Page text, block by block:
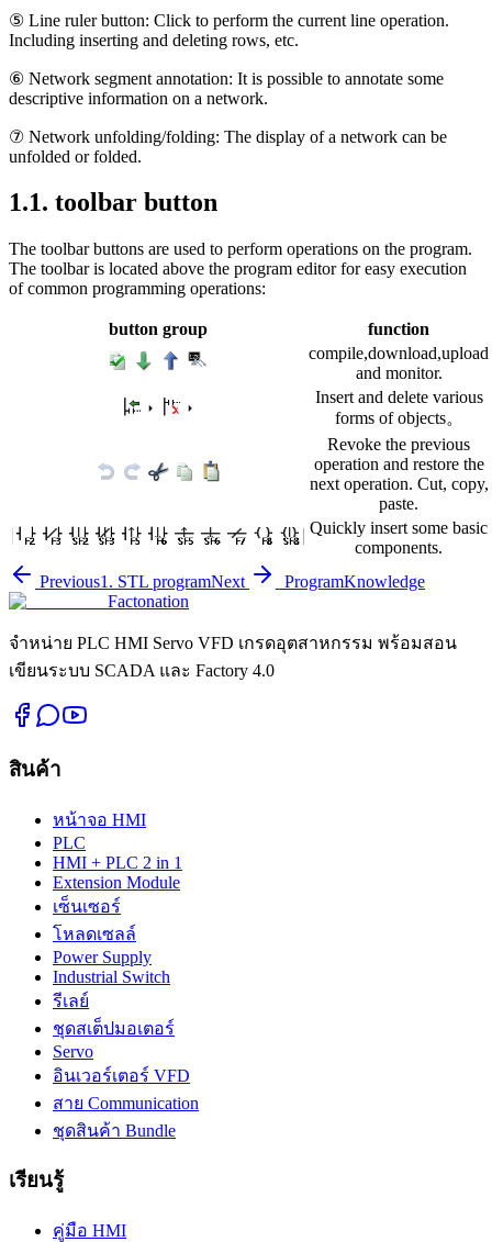
⑤ Line ruler button: Click to perform the current line operation.
Including inserting and deleting rows, etc.
⑥ Network segment annotation: It is possible to annotate some
descriptive information on a network.
⑦ Network unfolding/folding: The display of a network can be
unfolded or folded.
1.1. toolbar button
The toolbar buttons are used to perform operations on the program.
The toolbar is located above the program editor for easy execution
of common programming operations:
button group
function
compile,download,upload
and monitor.
Insert and delete various
forms of objects。
Revoke the previous
operation and restore the
next operation. Cut, copy,
paste.
Quickly insert some basic
components.
Previous1. STL programNext
_ProgramKnowledge
Factonation
จำหน่าย PLC HMI Servo VFD เกรดอุตสาหกรรม พร้อมสอน
เขียนระบบ SCADA และ Factory 4.0
สินค้า
หน้าจอ HMI
PLC
HMI + PLC 2 in 1
Extension Module
เซ็นเซอร์
โหลดเซลล์
Power Supply
Industrial Switch
รีเลย์
ชุดสเต็ปมอเตอร์
Servo
อินเวอร์เตอร์ VFD
สาย Communication
ชุดสินค้า Bundle
เรียนรู้
คู่มือ HMI